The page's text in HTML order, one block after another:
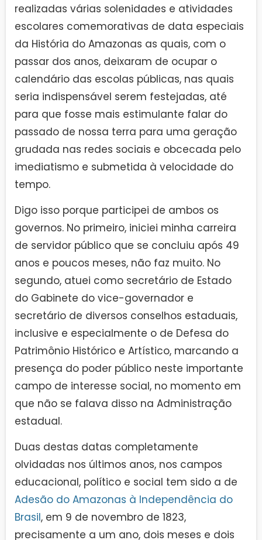
realizadas várias solenidades e atividades
escolares comemorativas de data especiais
da História do Amazonas as quais, com o
passar dos anos, deixaram de ocupar o
calendário das escolas públicas, nas quais
seria indispensável serem festejadas, até
para que fosse mais estimulante falar do
passado de nossa terra para uma geração
grudada nas redes sociais e obcecada pelo
imediatismo e submetida à velocidade do
tempo.
Digo isso porque participei de ambos os
governos. No primeiro, iniciei minha carreira
de servidor público que se concluiu após 49
anos e poucos meses, não faz muito. No
segundo, atuei como secretário de Estado
do Gabinete do vice-governador e
secretário de diversos conselhos estaduais,
inclusive e especialmente o de Defesa do
Patrimônio Histórico e Artístico, marcando a
presença do poder público neste importante
campo de interesse social, no momento em
que não se falava disso na Administração
estadual.
Duas destas datas completamente
olvidadas nos últimos anos, nos campos
educacional, político e social tem sido a de
Adesão do Amazonas à Independência do
Brasil, em 9 de novembro de 1823,
precisamente a um ano, dois meses e dois